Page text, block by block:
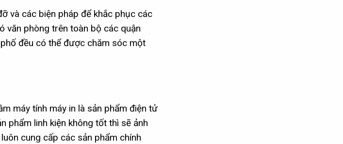
và các biện pháp để khắc phục các
văn phòng trên toàn bộ các quận
đều có thể được chăm sóc một
máy tính máy in là sản phẩm điện tử
phẩm linh kiện không tốt thì sẽ ảnh
cung cấp các sản phẩm chính